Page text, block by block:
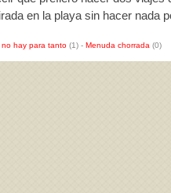
en la playa sin hacer nada
no hay para tanto (1) - Menuda chorrada (0)